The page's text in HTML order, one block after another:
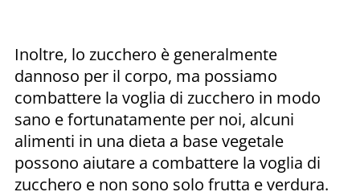
Inoltre, lo zucchero è generalmente
dannoso per il corpo, ma possiamo
combattere la voglia di zucchero in modo
sano e fortunatamente per noi, alcuni
alimenti in una dieta a base vegetale
possono aiutare a combattere la voglia di
zucchero e non sono solo frutta e verdura.